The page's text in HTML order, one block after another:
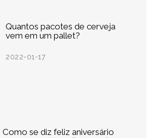
Quantos pacotes de cerveja
vem em um pallet?
2022-01-17
Como se diz feliz aniversário